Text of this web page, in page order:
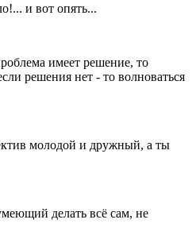
и вот опять...
имеет решение, то
решения нет - то волноваться
молодой и дружный, а ты
делать всё сам, не